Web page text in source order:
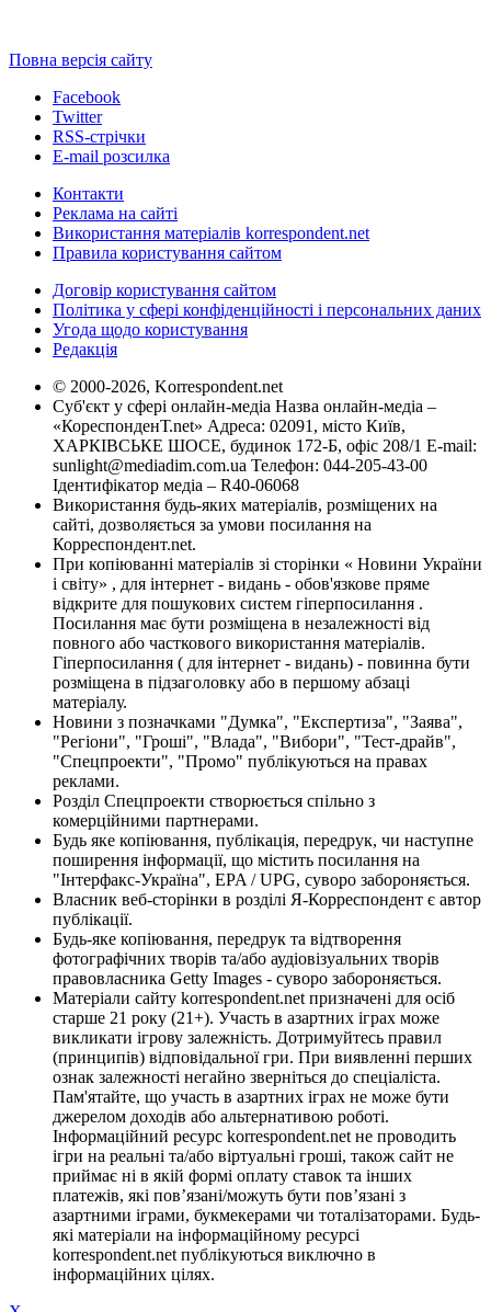
Повна версія сайту
Facebook
Twitter
RSS-стрічки
E-mail розсилка
Контакти
Реклама на сайті
Використання матеріалів korrespondent.net
Правила користування сайтом
Договір користування сайтом
Політика у сфері конфіденційності і персональних даних
Угода щодо користування
Редакція
© 2000-2026, Korrespondent.net
Суб'єкт у сфері онлайн-медіа Назва онлайн-медіа –
«КореспонденТ.net» Адреса: 02091, місто Київ,
ХАРКІВСЬКЕ ШОСЕ, будинок 172-Б, офіс 208/1 E-mail:
sunlight@mediadim.com.ua Телефон: 044-205-43-00
Ідентифікатор медіа – R40-06068
Використання будь-яких матеріалів, розміщених на
сайті, дозволяється за умови посилання на
Корреспондент.net.
При копіюванні матеріалів зі сторінки « Новини України
і світу» , для інтернет - видань - обов'язкове пряме
відкрите для пошукових систем гіперпосилання .
Посилання має бути розміщена в незалежності від
повного або часткового використання матеріалів.
Гіперпосилання ( для інтернет - видань) - повинна бути
розміщена в підзаголовку або в першому абзаці
матеріалу.
Новини з позначками "Думка", "Експертиза", "Заява",
"Регіони", "Гроші", "Влада", "Вибори", "Тест-драйв",
"Спецпроекти", "Промо" публікуються на правах
реклами.
Розділ Спецпроекти створюється спільно з
комерційними партнерами.
Будь яке копіювання, публікація, передрук, чи наступне
поширення інформації, що містить посилання на
"Інтерфакс-Україна", EPA / UPG, суворо забороняється.
Власник веб-сторінки в розділі Я-Корреспондент є автор
публікації.
Будь-яке копіювання, передрук та відтворення
фотографічних творів та/або аудіовізуальних творів
правовласника Getty Images - суворо забороняється.
Матеріали сайту korrespondent.net призначені для осіб
старше 21 року (21+). Участь в азартних іграх може
викликати ігрову залежність. Дотримуйтесь правил
(принципів) відповідальної гри. При виявленні перших
ознак залежності негайно зверніться до спеціаліста.
Пам'ятайте, що участь в азартних іграх не може бути
джерелом доходів або альтернативою роботі.
Інформаційний ресурс korrespondent.net не проводить
ігри на реальні та/або віртуальні гроші, також сайт не
приймає ні в якій формі оплату ставок та інших
платежів, які пов’язані/можуть бути пов’язані з
азартними іграми, букмекерами чи тоталізаторами. Будь-
які матеріали на інформаційному ресурсі
korrespondent.net публікуються виключно в
інформаційних цілях.